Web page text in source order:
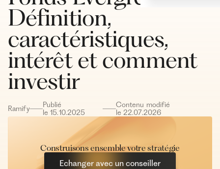
Définition,
caractéristiques,
intérêt et comment
investir
Ramify
Publié
le15.10.2025
Contenu modifié
le 22.07.2026
Construisons ensemble votre stratégie
Echanger avec un conseiller